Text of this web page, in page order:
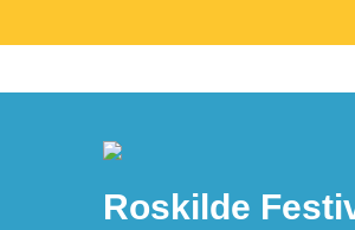
Roskilde